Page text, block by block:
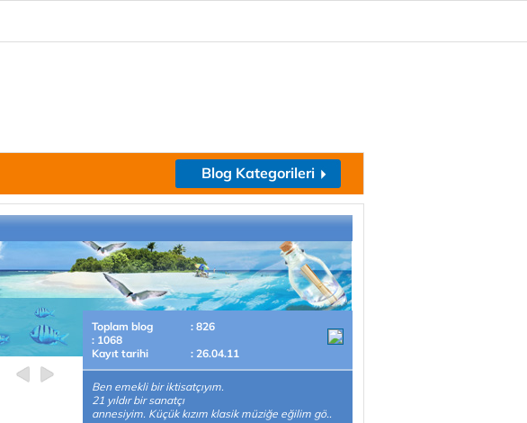
Blog Kategorileri
Toplam blog
: 826
: 1068
Kayıt tarihi
: 26.04.11
Ben emekli bir iktisatçıyım.
21 yıldır bir sanatçı
annesiyim. Küçük kızım klasik müziğe eğilim gö..